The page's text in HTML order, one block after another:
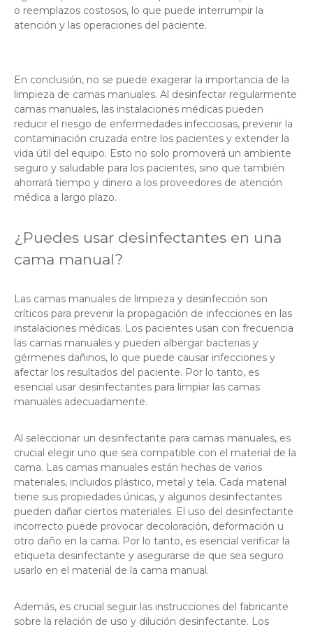
o reemplazos costosos, lo que puede interrumpir la
atención y las operaciones del paciente.
En conclusión, no se puede exagerar la importancia de la
limpieza de camas manuales. Al desinfectar regularmente
camas manuales, las instalaciones médicas pueden
reducir el riesgo de enfermedades infecciosas, prevenir la
contaminación cruzada entre los pacientes y extender la
vida útil del equipo. Esto no solo promoverá un ambiente
seguro y saludable para los pacientes, sino que también
ahorrará tiempo y dinero a los proveedores de atención
médica a largo plazo.
¿Puedes usar desinfectantes en una
cama manual?
Las camas manuales de limpieza y desinfección son
críticos para prevenir la propagación de infecciones en las
instalaciones médicas. Los pacientes usan con frecuencia
las camas manuales y pueden albergar bacterias y
gérmenes dañinos, lo que puede causar infecciones y
afectar los resultados del paciente. Por lo tanto, es
esencial usar desinfectantes para limpiar las camas
manuales adecuadamente.
Al seleccionar un desinfectante para camas manuales, es
crucial elegir uno que sea compatible con el material de la
cama. Las camas manuales están hechas de varios
materiales, incluidos plástico, metal y tela. Cada material
tiene sus propiedades únicas, y algunos desinfectantes
pueden dañar ciertos materiales. El uso del desinfectante
incorrecto puede provocar decoloración, deformación u
otro daño en la cama. Por lo tanto, es esencial verificar la
etiqueta desinfectante y asegurarse de que sea seguro
usarlo en el material de la cama manual.
Además, es crucial seguir las instrucciones del fabricante
sobre la relación de uso y dilución desinfectante. Los